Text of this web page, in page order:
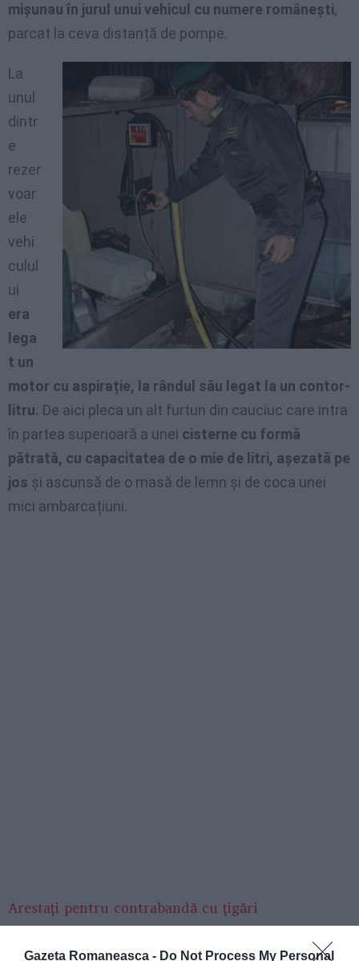
Gazeta Romaneasca - Do Not Process My Personal
mișunau în jurul unui vehicul cu numere românești,
parcat la ceva distanță de pompe.
La
unul
dintr
e
rezer
voar
ele
vehi
culul
ui
era
lega
t un
motor cu aspirație, la rândul său legat la un contor-
litru. De aici pleca un alt furtun din cauciuc care intra
în partea superioară a unei cisterne cu formă
pătrată, cu capacitatea de o mie de litri, așezată pe
jos și ascunsă de o masă de lemn și de coca unei
mici ambarcațiuni.
Arestaţi pentru contrabandă cu ţigări
permitea prelevarea carburantului prezent